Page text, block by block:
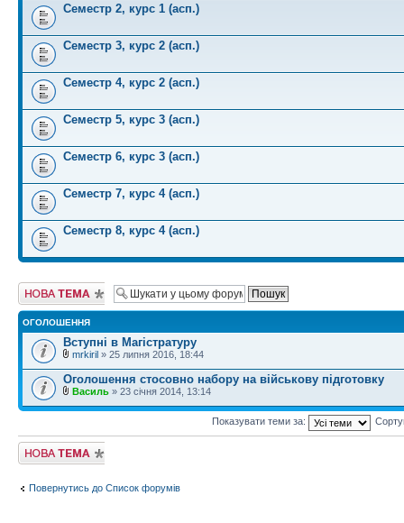
Семестр 2, курс 1 (асп.)
Семестр 3, курс 2 (асп.)
Семестр 4, курс 2 (асп.)
Семестр 5, курс 3 (асп.)
Семестр 6, курс 3 (асп.)
Семестр 7, курс 4 (асп.)
Семестр 8, курс 4 (асп.)
Створити нову
тему
ОГОЛОШЕННЯ
Вступні в Магістратуру
mrkiril » 25 липня 2016, 18:44
Оголошення стосовно набору на військову підготовку
Василь » 23 січня 2014, 13:14
Показувати теми за:
Створити нову
тему
Повернутись до Список форумів